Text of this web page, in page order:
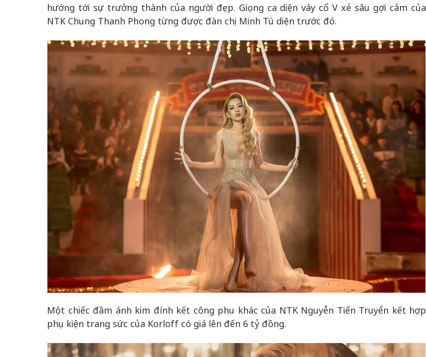
hướng tới sự trưởng thành của người đẹp. Giọng ca diện váy cổ V xẻ sâu gợi cảm của
NTK Chung Thanh Phong từng được đàn chị Minh Tú diện trước đó.
Một chiếc đầm ánh kim đính kết công phu khác của NTK Nguyễn Tiến Truyển kết hợp
phụ kiện trang sức của Korloff có giá lên đến 6 tỷ đồng.